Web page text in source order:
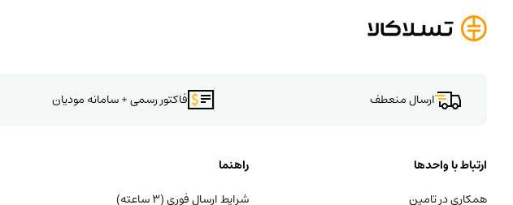
ارسال منعطف فاکتور رسمی + سامانه مودیان
ارتباط با واحدها
همکاری در تامین
راهنما
شرایط ارسال فوری (۳ ساعته)